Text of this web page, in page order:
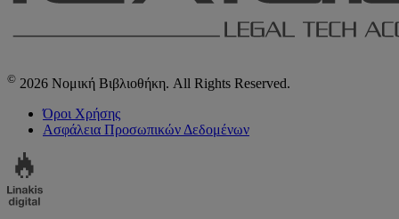
© 2026 Νομική Βιβλιοθήκη. All Rights Reserved.
Όροι Χρήσης
Ασφάλεια Προσωπικών Δεδομένων